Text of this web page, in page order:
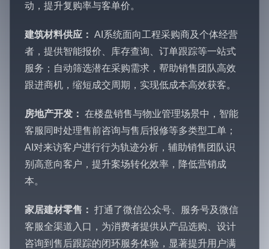
动，提升复购率与客单价。
建筑材料供应： AI系统面向工程采购商及个体经营
者，提供智能报价、库存查询、订单跟踪等一站式
服务；自动筛选潜在采购需求，帮助销售团队高效
跟进商机，缩短成交周期，实现低成本高效获客。
房地产开发： 在楼盘销售与物业管理场景中，智能
客服同时处理售前咨询与售后报修等多类型工单；
AI对来访客户进行行为轨迹分析，辅助销售团队识
别高意向客户，提升案场转化效率，降低营销成
本。
家居建材零售： 打通了微信公众号、服务号及微信
客服全渠道入口，为消费者提供从产品选购、设计
咨询到售后跟踪的闭环服务体验，显著提升用户满